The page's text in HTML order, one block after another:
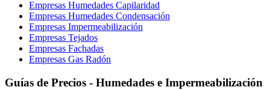
Empresas Humedades Capilaridad
Empresas Humedades Condensación
Empresas Impermeabilización
Empresas Tejados
Empresas Fachadas
Empresas Gas Radón
Guías de Precios - Humedades e Impermeabilización